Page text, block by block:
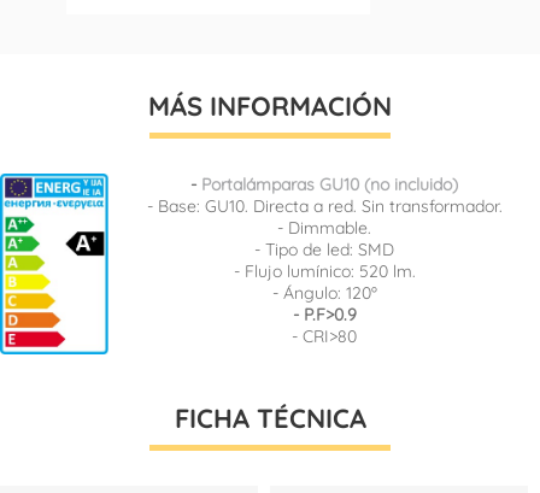
MÁS INFORMACIÓN
- Portalámparas GU10 (no incluido)
- Base: GU10. Directa a red. Sin transformador.
- Dimmable.
- Tipo de led: SMD
- Flujo lumínico: 520 lm.
- Ángulo: 120º
- P.F>0.9
- CRI>80
FICHA TÉCNICA